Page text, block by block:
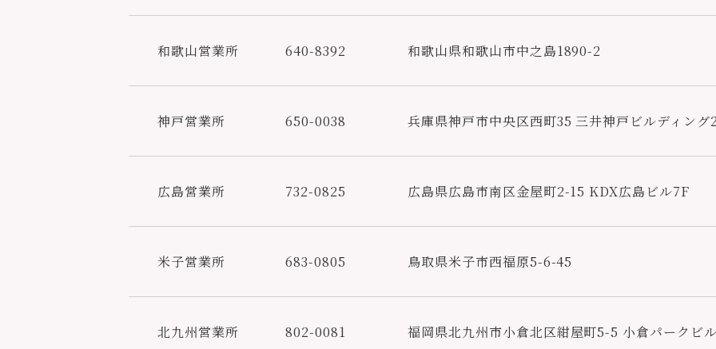
和歌山営業所 640-8392 和歌山県和歌山市中之島1890-2
神戸営業所 650-0038 兵庫県神戸市中央区西町35 三井神戸ビルディング
広島営業所 732-0825 広島県広島市南区金屋町2-15 KDX広島ビル7F
米子営業所 683-0805 鳥取県米子市西福原5-6-45
北九州営業所 802-0081 福岡県北九州市小倉北区紺屋町5-5 小倉パークビ